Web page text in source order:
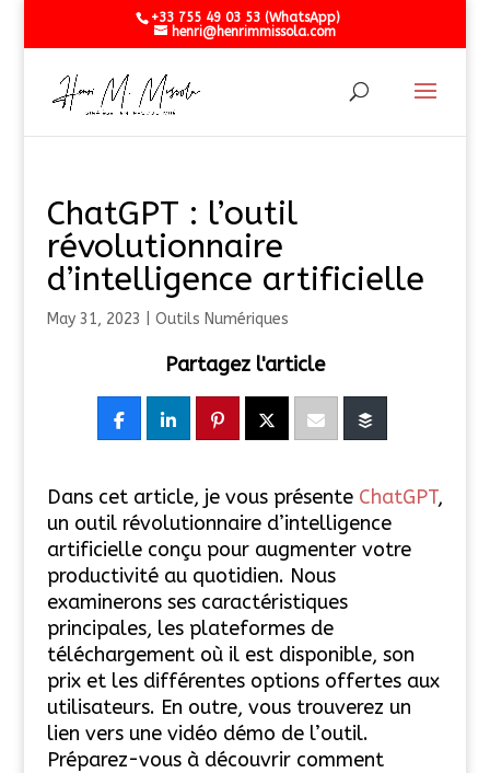
+33 755 49 03 53 (WhatsApp)
henri@henrimmissola.com
ChatGPT : l’outil
révolutionnaire
d’intelligence artificielle
May 31, 2023 Outils Numériques
Partagez l'article
Dans cet article, je vous présente ChatGPT,
un outil révolutionnaire d’intelligence
artificielle conçu pour augmenter votre
productivité au quotidien. Nous
examinerons ses caractéristiques
principales, les plateformes de
téléchargement où il est disponible, son
prix et les différentes options offertes aux
utilisateurs. En outre, vous trouverez un
lien vers une vidéo démo de l’outil.
Préparez-vous à découvrir comment